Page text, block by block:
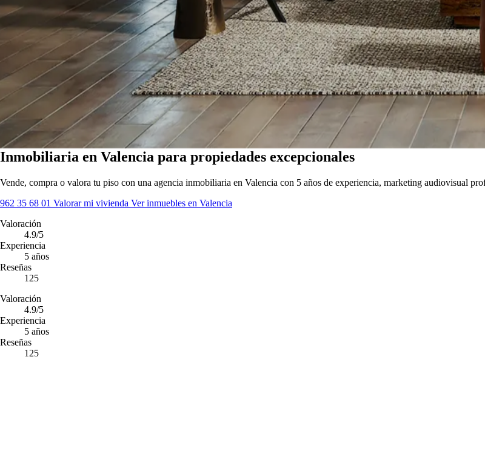
Inmobiliaria en Valencia para propiedades excepcionales
Vende, compra o valora tu piso con una agencia inmobiliaria en Valencia con 5 años de experiencia, marketing audiovisual
962 35 68 01 Valorar mi vivienda Ver inmuebles en Valencia
Valoración
4.9/5
Experiencia
5 años
Reseñas
125
Valoración
4.9/5
Experiencia
5 años
Reseñas
125